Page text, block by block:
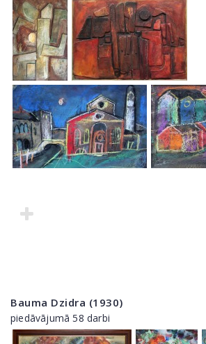
Bauma Dzidra (1930)
piedāvājumā 58 darbi